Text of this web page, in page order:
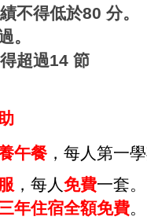
不得低於80 分。
。
超過14 節
午餐 ，每人第一
，每人免費一套。
年住宿全額免費。